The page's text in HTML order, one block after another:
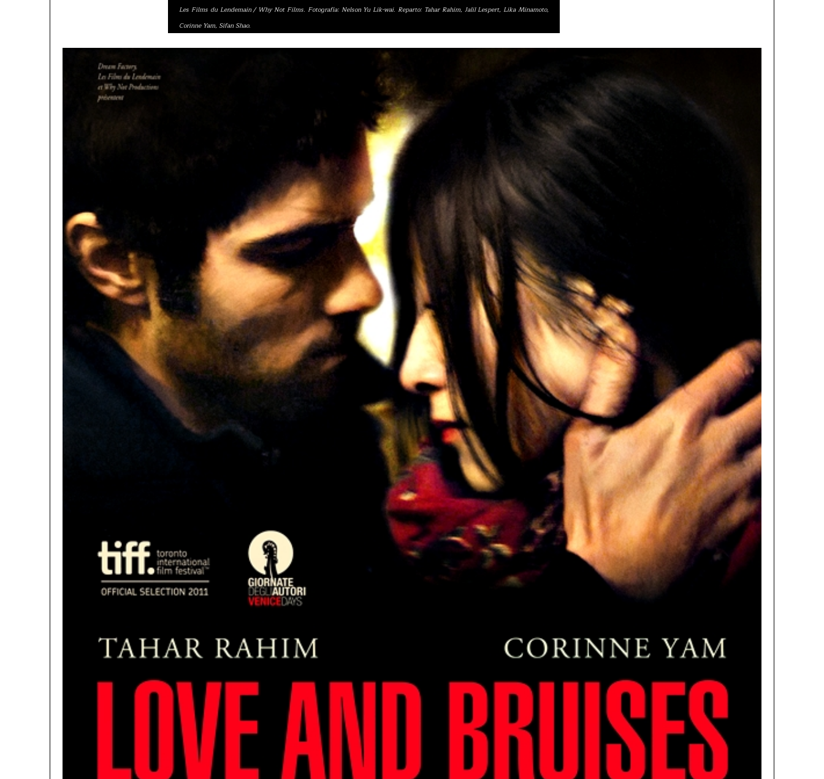
Les Films du Lendemain / Why Not Films. Fotografía: Nelson Yu Lik-wai. Reparto: Tahar Rahim, Jalil Lespert, Lika Minamoto,
Corinne Yam, Sifan Shao.